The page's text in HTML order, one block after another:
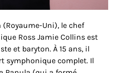
Uni), le chef
Ross Jamie Collins est
et baryton. À 15 ans, il
symphonique complet. Il